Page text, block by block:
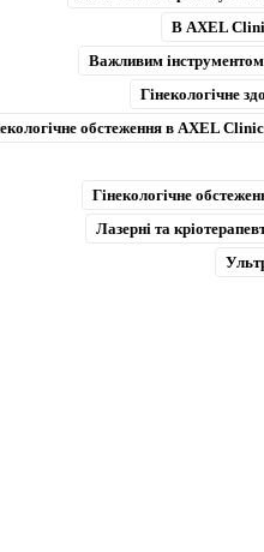
В AXEL
Важливим інструментом
Гінекологічне
обстеження в AXEL
Гінекологічне
Лазерні та